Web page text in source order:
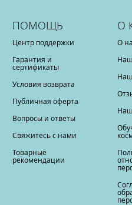
ПОМОЩЬ
Центр поддержки
Гарантия и
сертификаты
Условия возврата
Публичная оферта
Вопросы и ответы
Свяжитесь с нами
Товарные
рекомендации
О
О